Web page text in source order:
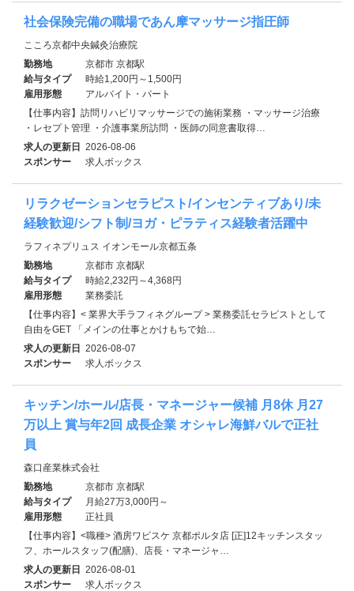
社会保険完備の職場であん摩マッサージ指圧師
こころ京都中央鍼灸治療院
勤務地
京都市 京都駅
給与タイプ
時給1,200円～1,500円
雇用形態
アルバイト・パート
【仕事内容】訪問リハビリマッサージでの施術業務 ・マッサージ治療
・レセプト管理 ・介護事業所訪問 ・医師の同意書取得…
求人の更新日 2026-08-06
スポンサー
求人ボックス
リラクゼーションセラピスト/インセンティブあり/未
経験歓迎/シフト制/ヨガ・ピラティス経験者活躍中
ラフィネプリュス イオンモール京都五条
勤務地
京都市 京都駅
給与タイプ
時給2,232円～4,368円
雇用形態
業務委託
【仕事内容】< 業界大手ラフィネグループ > 業務委託セラピストとして
自由をGET 「メインの仕事とかけもちで始…
求人の更新日 2026-08-07
スポンサー
求人ボックス
キッチン/ホール/店長・マネージャー候補 月8休 月27
万以上 賞与年2回 成長企業 オシャレ海鮮バルで正社
員
森口産業株式会社
勤務地
京都市 京都駅
給与タイプ
月給27万3,000円～
雇用形態
正社員
【仕事内容】<職種> 酒房ワビスケ 京都ポルタ店 [正]12キッチンスタッ
フ、ホールスタッフ(配膳)、店長・マネージャ…
求人の更新日 2026-08-01
スポンサー
求人ボックス